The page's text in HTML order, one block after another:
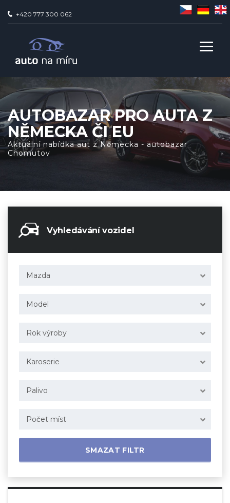
+420 777 300 062
AUTOBAZAR PRO AUTA Z
NĚMECKA ČI EU
Aktuální nabídka aut z Německa - autobazar
Chomutov
Vyhledávání vozidel
Mazda
Model
Rok výroby
Karoserie
Palivo
Počet míst
SMAZAT FILTR